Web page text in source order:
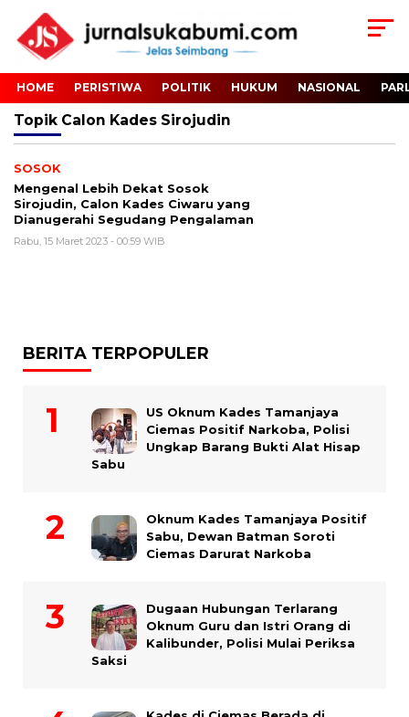
HOME PERISTIWA POLITIK HUKUM NASIONAL
Topik Calon Kades Sirojudin
SOSOK
Mengenal Lebih Dekat Sosok
Sirojudin, Calon Kades Ciwaru yang
Dianugerahi Segudang Pengalaman
Rabu, 15 Maret 2023 - 00:59 WIB
BERITA TERPOPULER
US Oknum Kades Tamanjaya
Ciemas Positif Narkoba, Polisi
Ungkap Barang Bukti Alat Hisap
Sabu
Oknum Kades Tamanjaya Positif
Sabu, Dewan Batman Soroti
Ciemas Darurat Narkoba
Dugaan Hubungan Terlarang
Oknum Guru dan Istri Orang di
Kalibunder, Polisi Mulai Periksa
Saksi